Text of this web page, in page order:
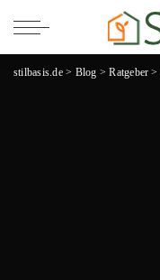
stilbasis.de> Blog >Ratgeber >